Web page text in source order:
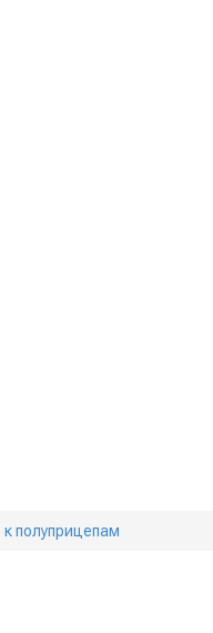
полуприцепам